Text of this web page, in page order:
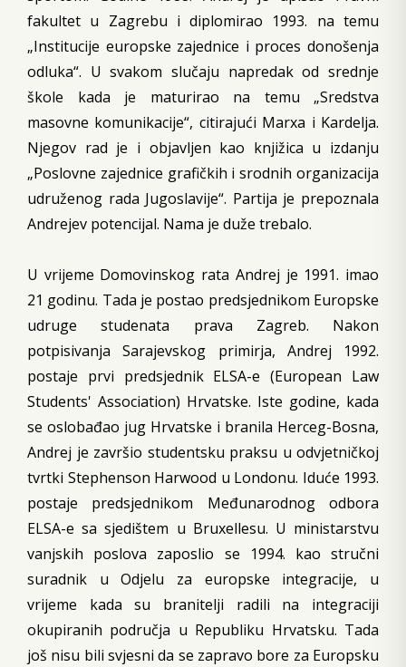
fakultet u Zagrebu i diplomirao 1993. na temu
„Institucije europske zajednice i proces donošenja
odluka“. U svakom slučaju napredak od srednje
škole kada je maturirao na temu „Sredstva
masovne komunikacije“, citirajući Marxa i Kardelja.
Njegov rad je i objavljen kao knjižica u izdanju
„Poslovne zajednice grafičkih i srodnih organizacija
udruženog rada Jugoslavije“. Partija je prepoznala
Andrejev potencijal. Nama je duže trebalo.
U vrijeme Domovinskog rata Andrej je 1991. imao
21 godinu. Tada je postao predsjednikom Europske
udruge studenata prava Zagreb. Nakon
potpisivanja Sarajevskog primirja, Andrej 1992.
postaje prvi predsjednik ELSA-e (European Law
Students' Association) Hrvatske. Iste godine, kada
se oslobađao jug Hrvatske i branila Herceg-Bosna,
Andrej je završio studentsku praksu u odvjetničkoj
tvrtki Stephenson Harwood u Londonu. Iduće 1993.
postaje predsjednikom Međunarodnog odbora
ELSA-e sa sjedištem u Bruxellesu. U ministarstvu
vanjskih poslova zaposlio se 1994. kao stručni
suradnik u Odjelu za europske integracije, u
vrijeme kada su branitelji radili na integraciji
okupiranih područja u Republiku Hrvatsku. Tada
još nisu bili svjesni da se zapravo bore za Europsku